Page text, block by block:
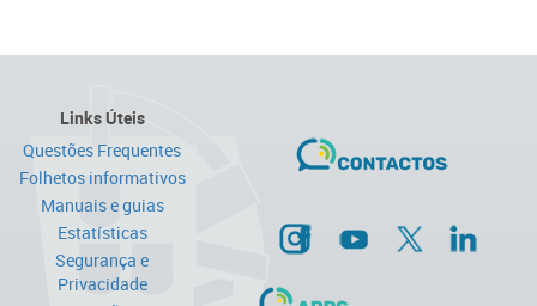
Links Úteis
Questões Frequentes
Folhetos informativos
Manuais e guias
Estatísticas
Segurança e
Privacidade